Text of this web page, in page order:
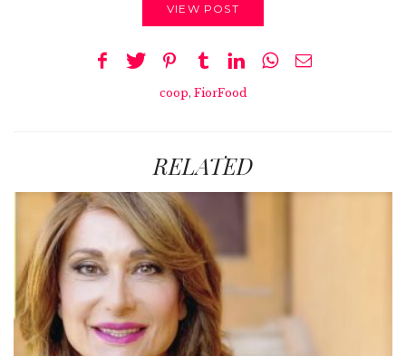
VIEW POST
coop, FiorFood
RELATED